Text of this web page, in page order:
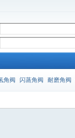
角阀 闪蒸角阀 耐磨角阀